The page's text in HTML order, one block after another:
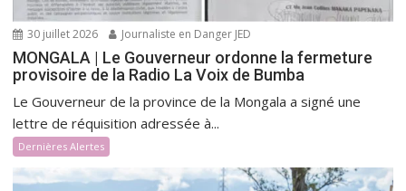
30 juillet 2026 Journaliste en Danger JED
MONGALA | Le Gouverneur ordonne la fermeture
provisoire de la Radio La Voix de Bumba
Le Gouverneur de la province de la Mongala a signé une
lettre de réquisition adressée à...
Dernières Alertes